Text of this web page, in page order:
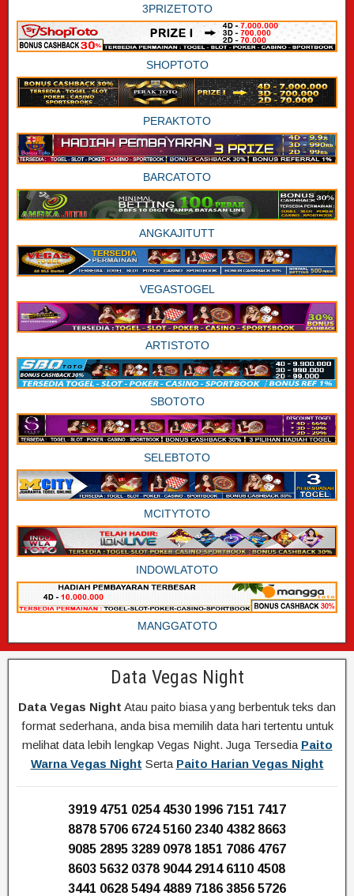
3PRIZETOTO
SHOPTOTO
PERAKTOTO
BARCATOTO
ANGKAJITUTT
VEGASTOGEL
ARTISTOTO
SBOTOTO
SELEBTOTO
MCITYTOTO
INDOWLATOTO
MANGGATOTO
Data Vegas Night
Data Vegas Night Atau paito biasa yang berbentuk teks dan
format sederhana, anda bisa memilih data hari tertentu untuk
melihat data lebih lengkap Vegas Night. Juga Tersedia Paito
Warna Vegas Night Serta Paito Harian Vegas Night
3919 4751 0254 4530 1996 7151 7417
8878 5706 6724 5160 2340 4382 8663
9085 2895 3289 0978 1851 7086 4767
8603 5632 0378 9044 2914 6110 4508
3441 0628 5494 4889 7186 3856 5726